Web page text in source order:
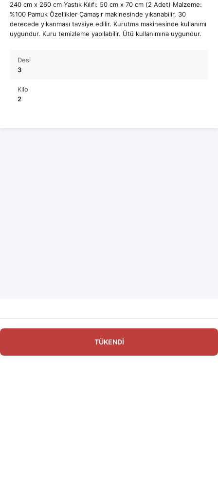
240 cm x 260 cm Yastık Kılıfı: 50 cm x 70 cm (2 Adet) Malzeme:
%100 Pamuk Özellikler Çamaşır makinesinde yıkanabilir, 30
derecede yıkanması tavsiye edilir. Kurutma makinesinde kullanımı
uygundur. Kuru temizleme yapılabilir. Ütü kullanımına uygundur.
Desi
3
Kilo
2
TÜKENDİ